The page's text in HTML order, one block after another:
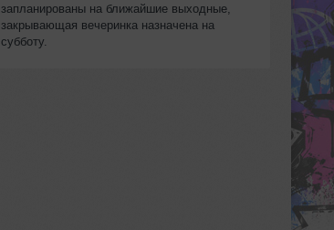
запланированы на ближайшие выходные,
закрывающая вечеринка назначена на
субботу.